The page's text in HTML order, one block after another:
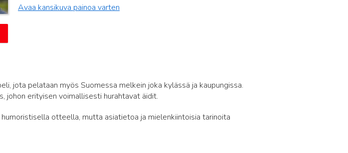
Avaa kansikuva painoa varten
jota pelataan myös Suomessa melkein joka kylässä ja kaupungissa.
johon erityisen voimallisesti hurahtavat äidit.
otteella, mutta asiatietoa ja mielenkiintoisia tarinoita